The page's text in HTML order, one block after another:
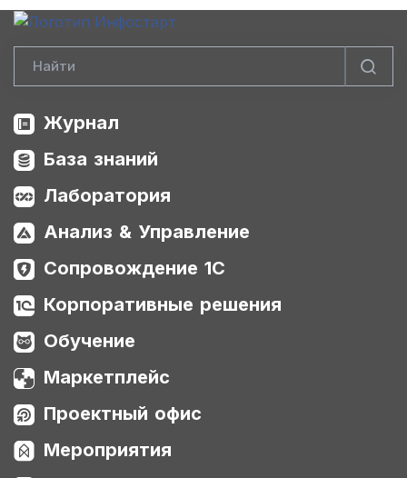
Журнал
База знаний
Лаборатория
Анализ & Управление
Сопровождение 1С
Корпоративные решения
Обучение
Маркетплейс
Проектный офис
Мероприятия